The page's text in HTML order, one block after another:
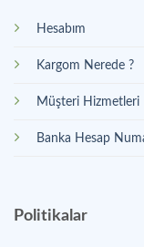
Hesabım
Kargom Nerede ?
Müşteri Hizmetleri
Banka Hesap
Politikalar